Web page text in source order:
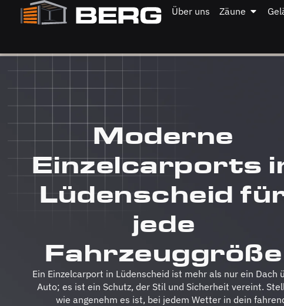
Über uns Zäune
Moderne
Einzelcarports
Lüdenscheid
jede
Fahrzeuggröße
Ein Einzelcarport in Lüdenscheid ist mehr als nur ein Dach
Auto; es ist ein Schutz, der Stil und Sicherheit vereint.
wie angenehm es ist, bei jedem Wetter in dein